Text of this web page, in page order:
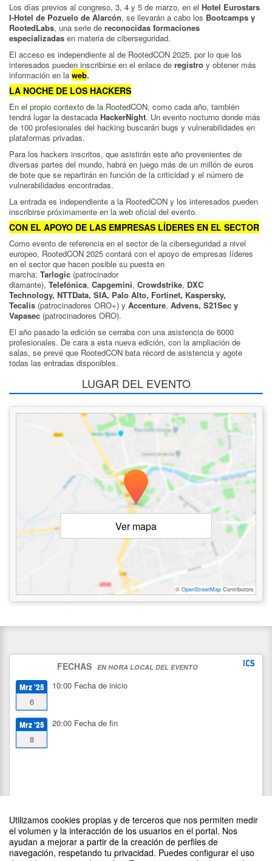
Utilizamos cookies propias y de terceros que nos permiten medir
el volumen y la interacción de los usuarios en el portal. Nos
ayudan a mejorar a partir de la creación de perfiles de
navegación, respetando tu privacidad. Puedes configurar el uso
Los días previos al congreso, 3, 4 y 5 de marzo, en el Hotel Eurostars
I-Hotel de Pozuelo de Alarcón, se llevarán a cabo los Bootcamps y
RootedLabs, una serie de reconocidas formaciones
especializadas en materia de ciberseguridad.
El acceso es independiente al de RootedCON 2025, por lo que los
interesados pueden inscribirse en el enlace de registro y obtener más
información en la web.
LA NOCHE DE LOS HACKERS
En el propio contexto de la RootedCON, como cada año, también
tendrá lugar la destacada HackerNight. Un evento nocturno donde más
de 100 profesionales del hacking buscarán bugs y vulnerabilidades en
plataformas privadas.
Para los hackers inscritos, que asistirán este año provenientes de
diversas partes del mundo, habrá en juego más de un millón de euros
de bote que se repartirán en función de la criticidad y el número de
vulnerabilidades encontradas.
La entrada es independiente a la RootedCON y los interesados pueden
inscribirse próximamente en la web oficial del evento.
CON EL APOYO DE LAS EMPRESAS LÍDERES EN EL SECTOR
Como evento de referencia en el sector de la ciberseguridad a nivel
europeo, RootedCON 2025 contará con el apoyo de empresas líderes
en el sector que hacen posible su puesta en
marcha: Tarlogic (patrocinador
diamante), Telefónica, Capgemini, Crowdstrike, DXC
Technology, NTTData, SIA, Palo Alto, Fortinet, Kaspersky,
Tecalis (patrocinadores ORO+) y Accenture, Advens, S21Sec y
Vapasec (patrocinadores ORO).
El año pasado la edición se cerraba con una asistencia de 6000
profesionales. De cara a esta nueva edición, con la ampliación de
salas, se prevé que RootedCON bata récord de asistencia y agote
todas las entradas disponibles.
LUGAR DEL EVENTO
Ver mapa
© OpenStreetMap Contributors
FECHAS EN HORA LOCAL DEL EVENTO
Mrz '25
6
10:00 Fecha de inicio
Mrz '25
8
20:00 Fecha de fin